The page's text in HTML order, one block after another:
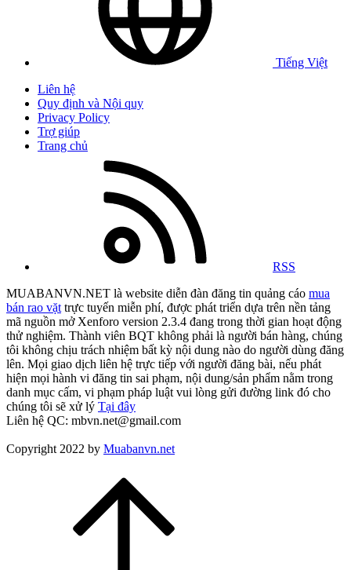
Tiếng Việt
Liên hệ
Quy định và Nội quy
Privacy Policy
Trợ giúp
Trang chủ
RSS
MUABANVN.NET là website diễn đàn đăng tin quảng cáo mua
bán rao vặt trực tuyến miễn phí, được phát triển dựa trên nền tảng
mã nguồn mở Xenforo version 2.3.4 đang trong thời gian hoạt động
thử nghiệm. Thành viên BQT không phải là người bán hàng, chúng
tôi không chịu trách nhiệm bất kỳ nội dung nào do người dùng đăng
lên. Mọi giao dịch liên hệ trực tiếp với người đăng bài, nếu phát
hiện mọi hành vi đăng tin sai phạm, nội dung/sản phẩm nằm trong
danh mục cấm, vi phạm pháp luật vui lòng gửi đường link đó cho
chúng tôi sẽ xử lý Tại đây
Liên hệ QC: mbvn.net@gmail.com
Copyright 2022 by Muabanvn.net